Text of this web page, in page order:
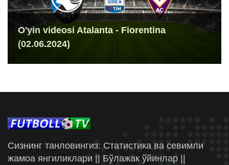
O'yin videosi Atalanta - Fiorentina
(02.06.2024)
Сизнинг танловингиз: Статистика ва севимли
жамоа янгиликлари || Бўлажак ўйинлар ||